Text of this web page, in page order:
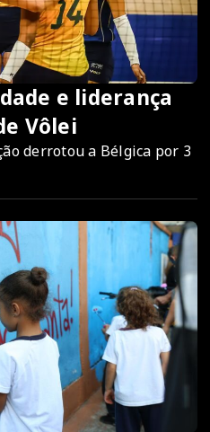
e liderança
Vôlei
derrotou a Bélgica por 3